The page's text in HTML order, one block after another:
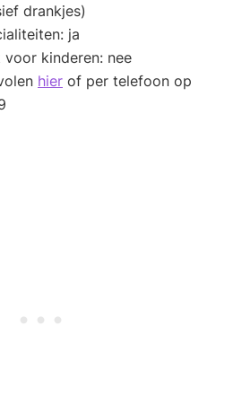
drankjes)
ja
kinderen: nee
hier of per telefoon op